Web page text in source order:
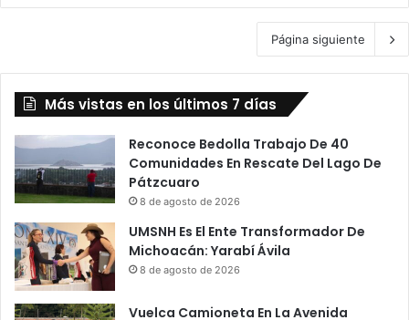
Página siguiente
Más vistas en los últimos 7 días
Reconoce Bedolla Trabajo De 40
Comunidades En Rescate Del Lago De
Pátzcuaro
8 de agosto de 2026
UMSNH Es El Ente Transformador De
Michoacán: Yarabí Ávila
8 de agosto de 2026
Vuelca Camioneta En La Avenida